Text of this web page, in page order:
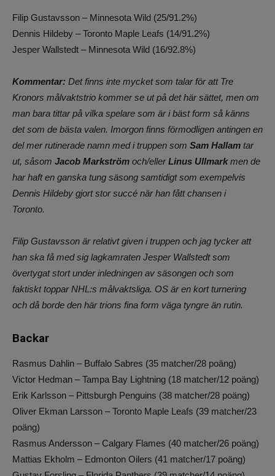
Filip Gustavsson – Minnesota Wild (25/91.2%)
Dennis Hildeby – Toronto Maple Leafs (14/91.2%)
Jesper Wallstedt – Minnesota Wild (16/92.8%)
Kommentar: Det finns inte mycket som talar för att Tre
Kronors målvaktstrio kommer se ut på det här sättet, men om
man bara tittar på vilka spelare som är i bäst form så känns
det som de bästa valen. Imorgon finns förmodligen antingen en
del mer rutinerade namn med i truppen som Sam Hallam tar
ut, såsom Jacob Markström och/ellerLinus Ullmarkmen de
har haft en ganska tung säsong samtidigt som exempelvis
Dennis Hildeby gjort stor succé när han fått chansen i
Toronto.
Filip Gustavsson är relativt given i truppen och jag tycker att
han ska få med sig lagkamraten Jesper Wallstedt som
övertygat stort under inledningen av säsongen och som
faktiskt toppar NHL:s målvaktsliga. OS är en kort turnering
och då borde den här trions fina form väga tyngre än rutin.
Backar
Rasmus Dahlin – Buffalo Sabres (35 matcher/28 poäng)
Victor Hedman – Tampa Bay Lightning (18 matcher/12 poäng)
Erik Karlsson – Pittsburgh Penguins (38 matcher/28 poäng)
Oliver Ekman Larsson – Toronto Maple Leafs (39 matcher/23
poäng)
Rasmus Andersson – Calgary Flames (40 matcher/26 poäng)
Mattias Ekholm – Edmonton Oilers (41 matcher/17 poäng)